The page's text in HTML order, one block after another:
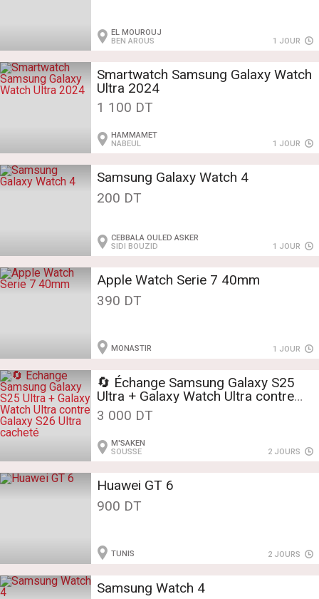
EL MOUROUJ
BEN AROUS
1 JOUR
Smartwatch Samsung Galaxy Watch
Ultra 2024
1 100 DT
HAMMAMET
NABEUL
1 JOUR
Samsung Galaxy Watch 4
200 DT
CEBBALA OULED ASKER
SIDI BOUZID
1 JOUR
Apple Watch Serie 7 40mm
390 DT
MONASTIR 1 JOUR
🔄 Échange Samsung Galaxy S25
Ultra + Galaxy Watch Ultra contre
Galaxy S26 Ultra cacheté
3 000 DT
M'SAKEN
SOUSSE
2 JOURS
Huawei GT 6
900 DT
TUNIS 2 JOURS
Samsung Watch 4